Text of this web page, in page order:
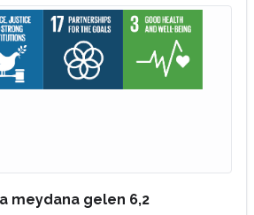
meydana gelen 6,2